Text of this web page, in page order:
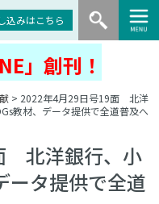
込みはこちら
」創刊！
> 2022年4月29日号19面 北洋
教材、データ提供で全道普及へ
北洋銀行、小
ータ提供で全道